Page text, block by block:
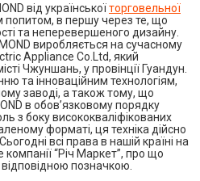
від українськоїторговельної
попитом, в першу через те, що
та неперевершеного дизайну.
виробляється на сучасному
Appliance Co.Ltd, який
Чжуншань, у провінції Гуандун.
та інноваційним технологіям,
заводі, а також тому, що
в обов’язковому порядку
з боку висококваліфікованих
форматі, ця техніка дійсно
всі права в нашій країні на
“Річ Маркет”, про що
позначкою.